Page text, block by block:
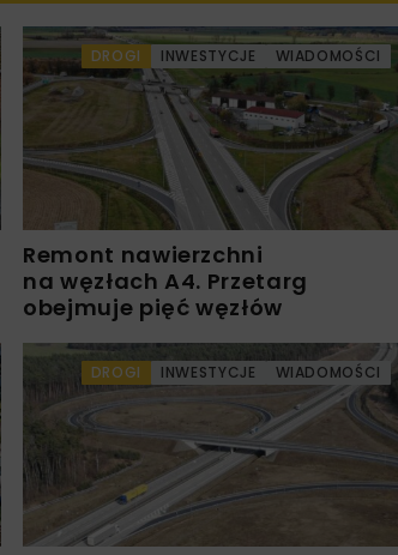
DROGI INWESTYCJE WIADOMOŚCI
Remont nawierzchni
na węzłach A4. Przetarg
obejmuje pięć węzłów
DROGI INWESTYCJE WIADOMOŚCI